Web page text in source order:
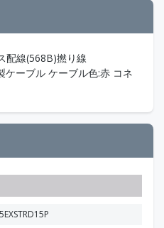
配線(568B)撚り線
ーブル ケーブル色:赤 コネ